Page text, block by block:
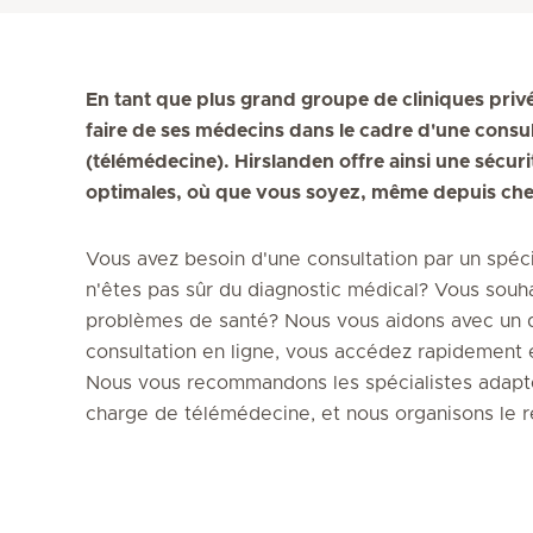
En tant que plus grand groupe de cliniques
faire de ses médecins dans le cadre d'une
(télémédecine). Hirslanden offre ainsi une
optimales, où que vous soyez, même depuis
Vous avez besoin d'une consultation par un
n'êtes pas sûr du diagnostic médical? Vous
problèmes de santé? Nous vous aidons avec
consultation en ligne, vous accédez
Nous vous recommandons les spécialistes
charge de télémédecine, et nous organisons le